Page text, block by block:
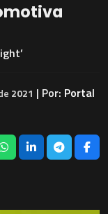
2021 | Por: Portal